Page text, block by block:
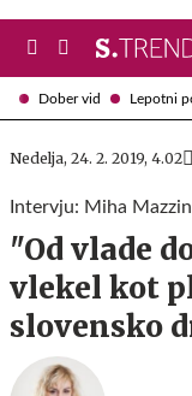
Dober vid Lepotni
Nedelja, 24. 2. 2019, 4.02
Intervju: Miha
"Od vlade
vlekel kot
slovensko